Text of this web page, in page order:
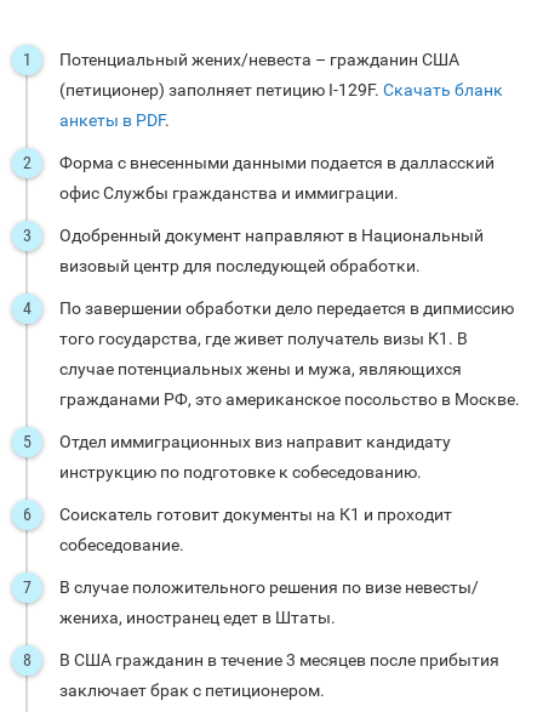
Потенциальный жених/невеста – гражданин США
(петиционер) заполняет петицию I-129F. Скачать бланк
анкеты в PDF.
Форма с внесенными данными подается в далласский
офис Службы гражданства и иммиграции.
Одобренный документ направляют в Национальный
визовый центр для последующей обработки.
По завершении обработки дело передается в дипмиссию
того государства, где живет получатель визы К1. В
случае потенциальных жены и мужа, являющихся
гражданами РФ, это американское посольство в Москве.
Отдел иммиграционных виз направит кандидату
инструкцию по подготовке к собеседованию.
Соискатель готовит документы на К1 и проходит
собеседование.
В случае положительного решения по визе невесты/
жениха, иностранец едет в Штаты.
В США гражданин в течение 3 месяцев после прибытия
заключает брак с петиционером.